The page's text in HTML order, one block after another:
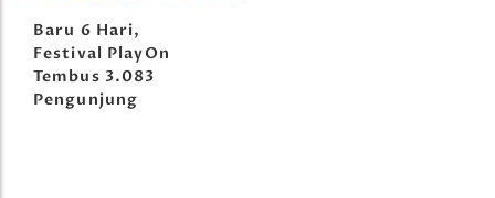
Baru 6 Hari,
Festival PlayOn
Tembus 3.083
Pengunjung